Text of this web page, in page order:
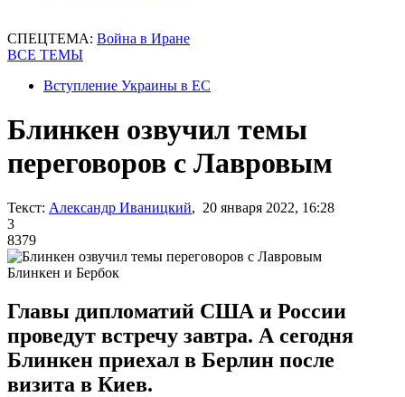
СПЕЦТЕМА: Война в Иране
ВСЕ ТЕМЫ
Вступление Украины в ЕС
Блинкен озвучил темы
переговоров с Лавровым
Текст: Александр Иваницкий, 20 января 2022, 16:28
3
8379
Блинкен и Бербок
Главы дипломатий США и России
проведут встречу завтра. А сегодня
Блинкен приехал в Берлин после
визита в Киев.